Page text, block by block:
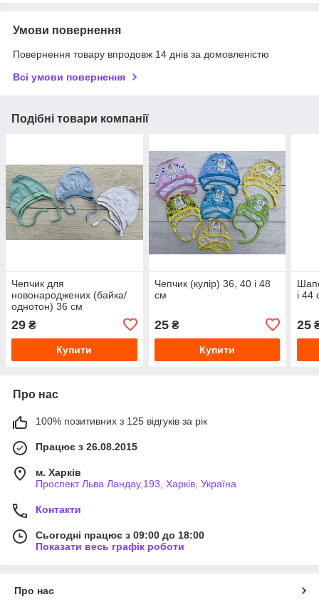
Умови повернення
Повернення товару впродовж 14 днів за домовленістю
Всі умови повернення
Подібні товари компанії
Чепчик для
новонароджених (байка/
однотон) 36 см
29 ₴
Купити
Чепчик (кулір) 36, 40 і 48
см
25₴
Купити
і 44
25
Про нас
100% позитивних з 125 відгуків за рік
Працює з 26.08.2015
м. Харків
Проспект Льва Ландау,193, Харків, Україна
Контакти
Сьогодні працює з 09:00 до 18:00
Показати весь графік роботи
Про нас